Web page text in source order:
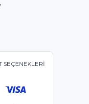
SEÇENEKLERİ